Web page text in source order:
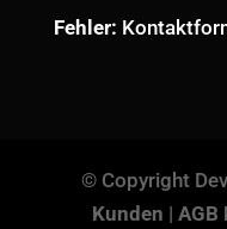
Fehler:
© Copyright
Kunden | AGB